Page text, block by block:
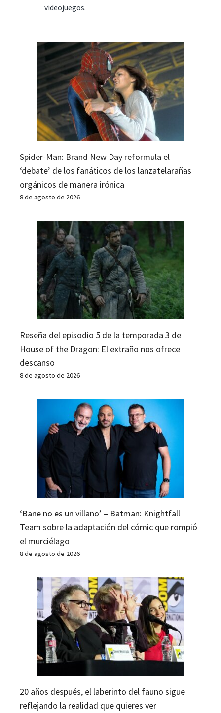
videojuegos.
Spider-Man: Brand New Day reformula el
‘debate’ de los fanáticos de los lanzatelarañas
orgánicos de manera irónica
8 de agosto de 2026
Reseña del episodio 5 de la temporada 3 de
House of the Dragon: El extraño nos ofrece
descanso
8 de agosto de 2026
‘Bane no es un villano’ – Batman: Knightfall
Team sobre la adaptación del cómic que rompió
el murciélago
8 de agosto de 2026
20 años después, el laberinto del fauno sigue
reflejando la realidad que quieres ver